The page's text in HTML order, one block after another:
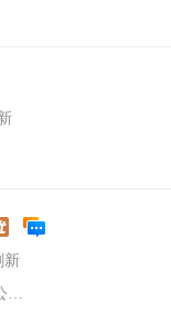
新
德国Miele东莞厂（东莞宏大电器制品有限公司）